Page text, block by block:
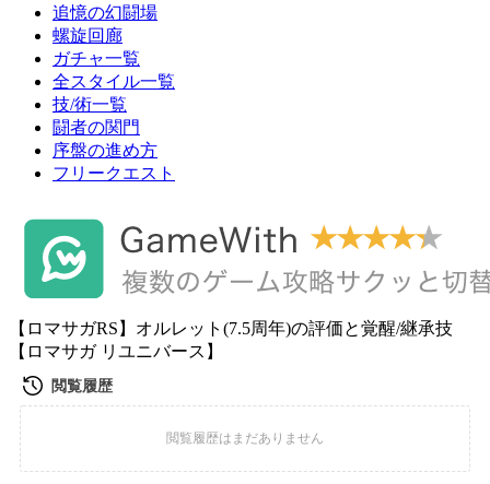
追憶の幻闘場
螺旋回廊
ガチャ一覧
全スタイル一覧
技/術一覧
闘者の関門
序盤の進め方
フリークエスト
【ロマサガRS】オルレット(7.5周年)の評価と覚醒/継承技
【ロマサガ リユニバース】